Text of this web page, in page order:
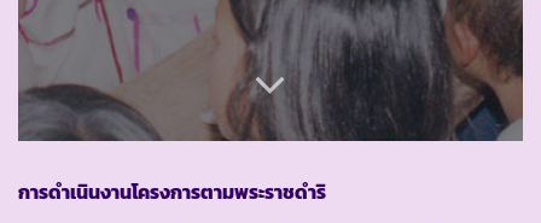
การดำเนินงานโครงการตามพระราชดำริ